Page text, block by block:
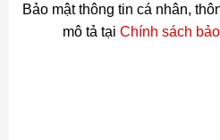
Bảo mật thông tin cá nhân,
mô tả tại Chính sách